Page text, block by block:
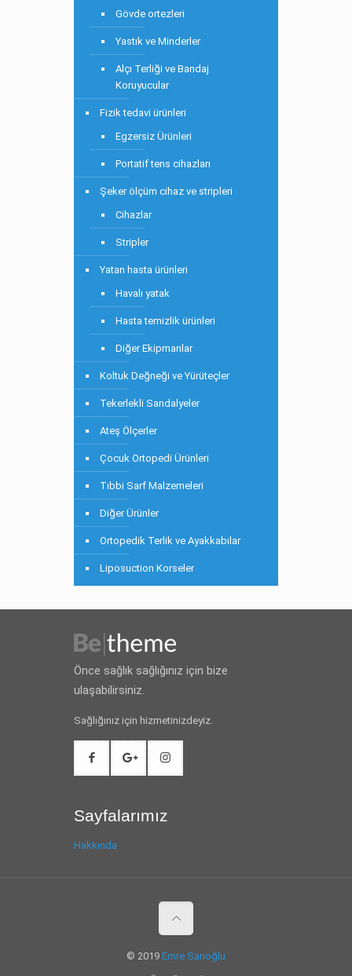
Gövde ortezleri
Yastık ve Minderler
Alçı Terliği ve Bandaj
Koruyucular
Fizik tedavi ürünleri
Egzersiz Ürünleri
Portatif tens cihazları
Şeker ölçüm cihaz ve stripleri
Cihazlar
Stripler
Yatan hasta ürünleri
Havalı yatak
Hasta temizlik ürünleri
Diğer Ekipmanlar
Koltuk Değneği ve Yürüteçler
Tekerlekli Sandalyeler
Ateş Ölçerler
Çocuk Ortopedi Ürünleri
Tıbbi Sarf Malzemeleri
Diğer Ürünler
Ortopedik Terlik ve Ayakkabılar
Liposuction Korseler
Önce sağlık sağlığınız için bize
ulaşabilirsiniz.
Sağlığınız için hizmetinizdeyiz.
Sayfalarımız
Hakkında
© 2019 Emre Sarıoğlu